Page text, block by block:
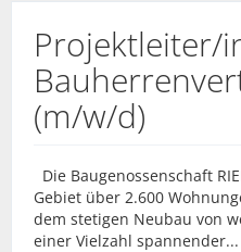
Projektleiter/
(m/w/d)
Die Baugenossenschaft
Gebiet über 2.600
dem stetigen Neubau von
einer Vielzahl spannender...